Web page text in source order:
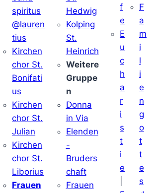
spiritus
@lauren
tius
Kirchen
chor St.
Bonifati
us
Kirchen
chor St.
Julian
Kirchen
chor St.
Liborius
Frauen
Hedwig
Kolping
St.
Heinrich
Weitere
Gruppe
n
Donna
in Via
Elenden
-
Bruders
chaft
Frauen
f
e
E
u
c
h
a
r
i
s
t
i
e
F
a
m
i
l
i
e
n
g
o
t
t
e
s